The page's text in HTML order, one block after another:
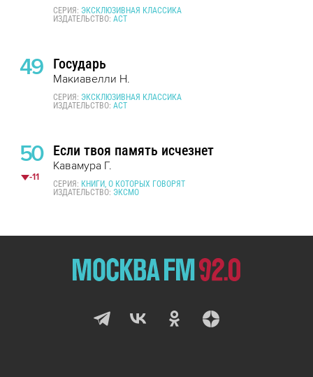
СЕРИЯ: ЭКСКЛЮЗИВНАЯ КЛАССИКА
ИЗДАТЕЛЬСТВО: АСТ
49 Государь
Макиавелли Н.
СЕРИЯ: ЭКСКЛЮЗИВНАЯ КЛАССИКА
ИЗДАТЕЛЬСТВО: АСТ
50 Если твоя память исчезнет
Кавамура Г.
СЕРИЯ: КНИГИ, О КОТОРЫХ ГОВОРЯТ
ИЗДАТЕЛЬСТВО: ЭКСМО
-11